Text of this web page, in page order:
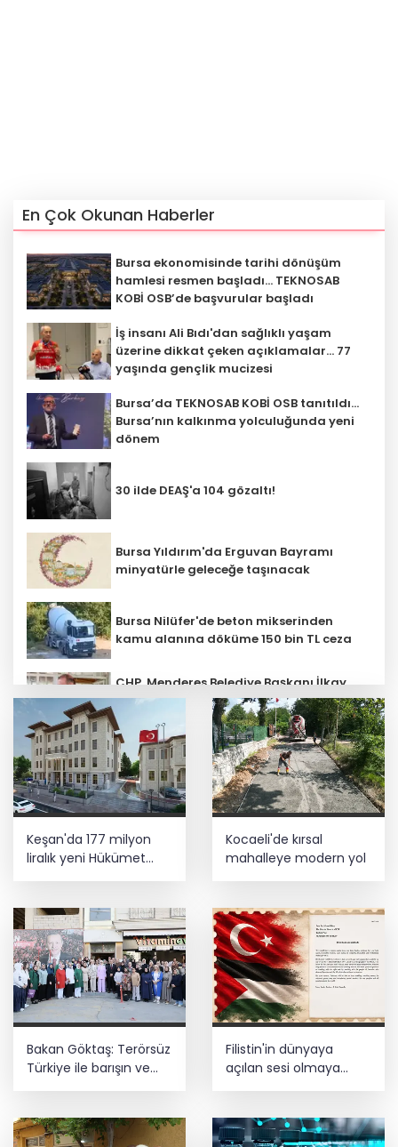
En Çok Okunan Haberler
Bursa ekonomisinde tarihi dönüşüm
hamlesi resmen başladı... TEKNOSAB
KOBİ OSB’de başvurular başladı
İş insanı Ali Bıdı'dan sağlıklı yaşam
üzerine dikkat çeken açıklamalar... 77
yaşında gençlik mucizesi
Bursa’da TEKNOSAB KOBİ OSB tanıtıldı...
Bursa’nın kalkınma yolculuğunda yeni
dönem
30 ilde DEAŞ'a 104 gözaltı!
Bursa Yıldırım'da Erguvan Bayramı
minyatürle geleceğe taşınacak
Bursa Nilüfer'de beton mikserinden
kamu alanına döküme 150 bin TL ceza
CHP, Menderes Belediye Başkanı İlkay
Çiçek'i kesin ihraç talebiyle disipline
sevk etti
Ankara'da uyuşturucu ve fuhuş 8
gözaltı
E-KİP’e Türkiye’nin Dijital Dönüşüm
Ödülü... Kamu kategorisinde zirvede
Arabistan yolcusu
Keşan'da 177 milyon
liralık yeni Hükümet
Kocaeli'de kırsal
mahalleye modern yol
Bakan Göktaş: Terörsüz
Türkiye ile barışın ve
istikrarın güçlendiği
Filistin'in dünyaya
açılan sesi olmaya
devam edeceğiz